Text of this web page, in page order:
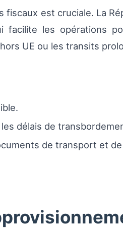
fiscaux est cruciale. La
facilite les opérations
UE ou les transits
délais de
de transport et